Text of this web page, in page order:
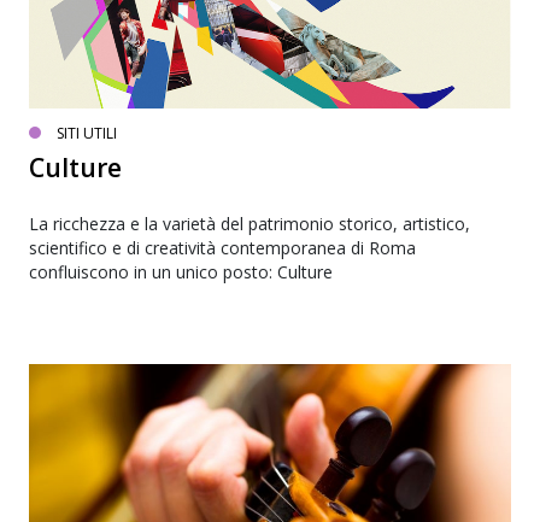
SITI UTILI
Culture
La ricchezza e la varietà del patrimonio storico, artistico,
scientifico e di creatività contemporanea di Roma
confluiscono in un unico posto: Culture